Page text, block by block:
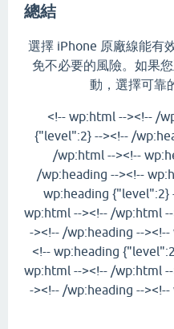
總結
選擇 iPhone 原廠線能有
免不必要的風險。如果
動，選擇可靠
<!-- wp:html --><!-- /
{"level":2} --><!-- /
/wp:html --><!--
/wp:heading --><!--
wp:heading {"level":2}
wp:html --><!-- /wp:html
-><!-- /wp:heading --
<!-- wp:heading
wp:html --><!-- /wp:html
-><!-- /wp:heading --